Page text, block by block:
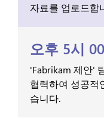
자료를 업로드합
오후 5시
'Fabrikam 제안'
협력하여 성공적
습니다.